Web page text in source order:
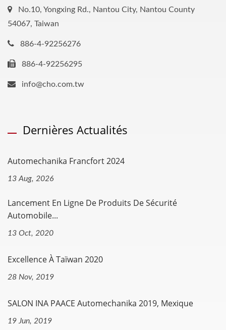
No.10, Yongxing Rd., Nantou City, Nantou County
54067, Taiwan
886-4-92256276
886-4-92256295
info@cho.com.tw
Dernières Actualités
Automechanika Francfort 2024
13 Aug, 2026
Lancement En Ligne De Produits De Sécurité
Automobile...
13 Oct, 2020
Excellence À Taïwan 2020
28 Nov, 2019
SALON INA PAACE Automechanika 2019, Mexique
19 Jun, 2019